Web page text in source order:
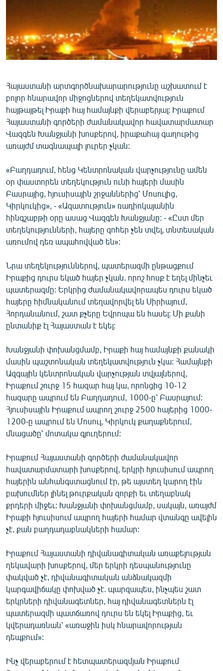
ՄՇԱԿՈՒՅԹ
ՍՊՈՐՏ
ՄԵԿՆԱԲԱՆՈՒԹՅՈՒՆ
ԿՈՐՈՆԱՎԻՐՈՒՍ
ԱՐԽԻՎ
ՏԵՍԱՆՅՈՒԹԵՐ
ԲԱՆԱՎԵՃ
ՁԳՏԵԼՈՎ ԼԱՎԱԳՈՒՅՆԻՆ
ՓՈԴՔԱՍԹ
Հայերեն
English
ՀԵՏԵՎԵՔ ՄԵԶ
«Ազատության» բոլոր կայքերը
Հայաստանի արտգործնախարարությունը աշխատում է
բոլոր հնարավոր միջոցներով տեղեկատվություն
հայթայթել Իրաքի հայ համայնքի վերաբերյալ: Իրաքում
Հայաստանի գործերի ժամանակավոր հավատարմատար
Վազգեն Խանջյանի խոսքերով, իրաքահայ գաղութից
առայժմ տագնապալի լուրեր չկան:
«Բաղդադում, հենց Կենտրոնական վարչությունը ամեն
օր փաստորեն տեղեկություն ունի հայերի մասին
Բասրայից, հյուսիսային շրջաններից՝ Մոսուլից,
Կիրկուկից», - «Ազատություն» ռադիոկայանին
հինգշաբթի օրը ասաց Վազգեն Խանջյանը: - «Ըստ մեր
տեղեկությունների, հայերը զոհեր չեն տվել, տնտեսական
առումով դեռ ապահովված են»:
Նրա տեղեկություններով, պատերազմի ընթացքում
Իրաքից դուրս եկած հայեր չկան. որոշ հոսք է եղել մինչեւ
պատերազմը: Երկրից ժամանակավորապես դուրս եկած
հայերը հիմնականում տեղավորվել են Սիրիայում,
Հորդանանում, շատ քչերը Եվրոպա են հասել: Մի քանի
ընտանիք էլ Հայաստան է եկել:
Խանջյանի փոխանցմամբ, Իրաքի հայ համայնքի քանակի
մասին պաշտոնական տեղեկատվություն չկա: Համայնքի
Ազգային կենտրոնական վարչության տվյալներով,
Իրաքում շուրջ 15 հազար հայ կա, որոնցից 10-12
հազարը ապրում են Բաղդադում, 1000-ը՝ Բասրայում:
Հյուսիսային Իրաքում ապրող շուրջ 2500 հայերից 1000-
1200-ը ապրում են Մոսուլ, Կիրկուկ քաղաքներում,
մնացածը՝ մոտակա գյուղերում:
Իրաքում Հայաստանի գործերի ժամանակավոր
հավատարմատարի խոսքերով, երկրի հյուսիսում ապրող
հայերին անհանգստացնում էր, թե այստեղ կարող էին
բախումներ լինել թուրքական զորքի եւ տեղաբնակ
քրդերի միջեւ: Խանջյանի փոխանցմամբ, սակայն, առայժմ
Իրաքի հյուսիսում ապրող հայերի համար վտանգը ավելին
չէ, քան բաղդադաբնակների համար:
Իրաքում Հայաստանի դիվանագիտական առաքելության
ղեկավարի խոսքերով, մեր երկրի դեսպանությունը
փակված չէ, դիվանագիտական անձնակազմի
կարգավիճակը փոխված չէ. պարզապես, ինչպես շատ
երկրների դիվանագետներ, հայ դիվանագետներն էլ
պատերազմի պատճառով դուրս են եկել Իրաքից, եւ
կվերադառնան՝ «առաջին իսկ հնարավորության
դեպքում»:
Ինչ վերաբերում է հետպատերազմյան Իրաքում